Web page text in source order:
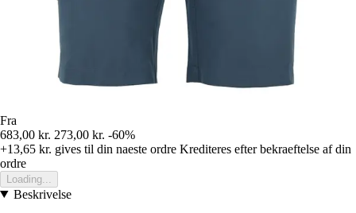
Fra
683,00 kr. 273,00 kr. -60%
+13,65 kr. gives til din naeste ordre Krediteres efter bekraeftelse af din
ordre
Loading...
Beskrivelse